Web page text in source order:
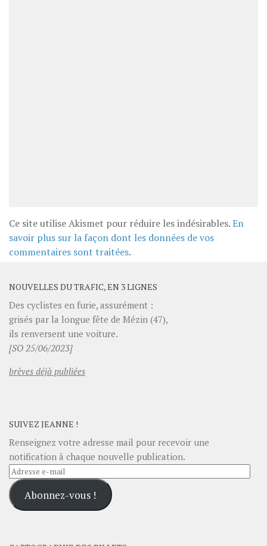
Ce site utilise Akismet pour réduire les indésirables.En
savoir plus sur la façon dont les données de vos
commentaires sont traitées.
NOUVELLES DU TRAFIC, EN 3 LIGNES
Des cyclistes en furie, assurément :
grisés par la longue fête de Mézin (47),
ils renversent une voiture.
[SO 25/06/2023]
brèves déjà publiées
SUIVEZ JEANNE !
Renseignez votre adresse mail pour recevoir une
notification à chaque nouvelle publication.
Adresse
e-
mailAbonnez-vous !